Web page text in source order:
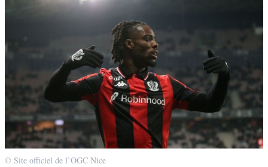
© Site officiel de l’OGC Nice